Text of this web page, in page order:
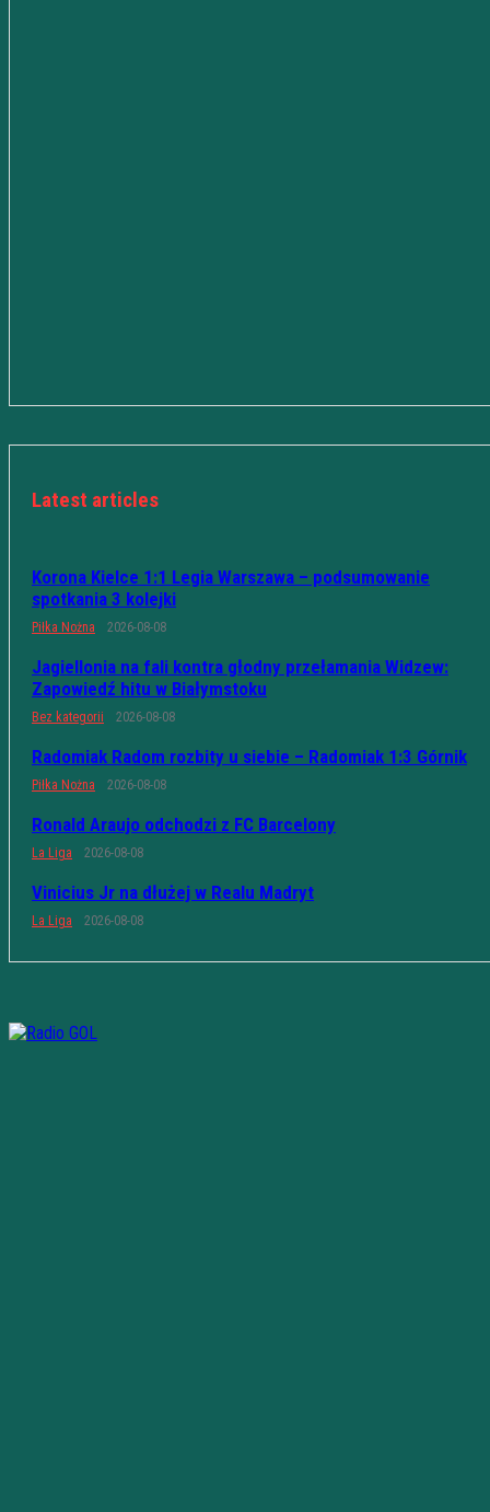
Latest articles
Korona Kielce 1:1 Legia Warszawa – podsumowanie
spotkania 3 kolejki
Piłka Nożna 2026-08-08
Jagiellonia na fali kontra głodny przełamania Widzew:
Zapowiedź hitu w Białymstoku
Bez kategorii 2026-08-08
Radomiak Radom rozbity u siebie – Radomiak 1:3 Górnik
Piłka Nożna 2026-08-08
Ronald Araujo odchodzi z FC Barcelony
La Liga 2026-08-08
Vinicius Jr na dłużej w Realu Madryt
La Liga 2026-08-08